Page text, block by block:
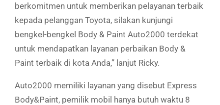
berkomitmen untuk memberikan pelayanan terbaik
kepada pelanggan Toyota, silakan kunjungi
bengkel-bengkel Body & Paint Auto2000 terdekat
untuk mendapatkan layanan perbaikan Body &
Paint terbaik di kota Anda,” lanjut Ricky.
Auto2000 memiliki layanan yang disebut Express
Body&Paint, pemilik mobil hanya butuh waktu 8